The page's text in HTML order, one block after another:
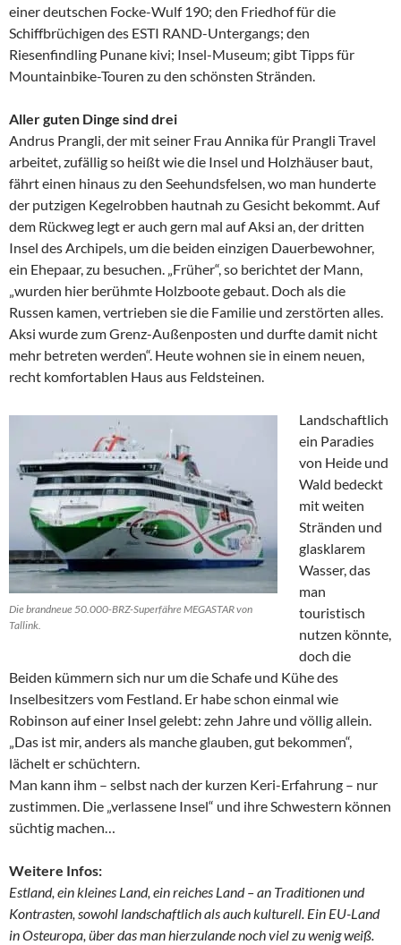
einer deutschen Focke-Wulf 190; den Friedhof für die
Schiffbrüchigen des ESTI RAND-Untergangs; den
Riesenfindling Punane kivi; Insel-Museum; gibt Tipps für
Mountainbike-Touren zu den schönsten Stränden.
Aller guten Dinge sind drei
Andrus Prangli, der mit seiner Frau Annika für Prangli Travel
arbeitet, zufällig so heißt wie die Insel und Holzhäuser baut,
fährt einen hinaus zu den Seehundsfelsen, wo man hunderte
der putzigen Kegelrobben hautnah zu Gesicht bekommt. Auf
dem Rückweg legt er auch gern mal auf Aksi an, der dritten
Insel des Archipels, um die beiden einzigen Dauerbewohner,
ein Ehepaar, zu besuchen. „Früher“, so berichtet der Mann,
„wurden hier berühmte Holzboote gebaut. Doch als die
Russen kamen, vertrieben sie die Familie und zerstörten alles.
Aksi wurde zum Grenz-Außenposten und durfte damit nicht
mehr betreten werden“. Heute wohnen sie in einem neuen,
recht komfortablen Haus aus Feldsteinen.
Die brandneue 50.000-BRZ-Superfähre MEGASTAR von
Tallink.
Landschaftlich
ein Paradies
von Heide und
Wald bedeckt
mit weiten
Stränden und
glasklarem
Wasser, das
man
touristisch
nutzen könnte,
doch die
Beiden kümmern sich nur um die Schafe und Kühe des
Inselbesitzers vom Festland. Er habe schon einmal wie
Robinson auf einer Insel gelebt: zehn Jahre und völlig allein.
„Das ist mir, anders als manche glauben, gut bekommen“,
lächelt er schüchtern.
Man kann ihm – selbst nach der kurzen Keri-Erfahrung – nur
zustimmen. Die „verlassene Insel“ und ihre Schwestern können
süchtig machen…
Weitere Infos:
Estland, ein kleines Land, ein reiches Land – an Traditionen und
Kontrasten, sowohl landschaftlich als auch kulturell. Ein EU-Land
in Osteuropa, über das man hierzulande noch viel zu wenig weiß.